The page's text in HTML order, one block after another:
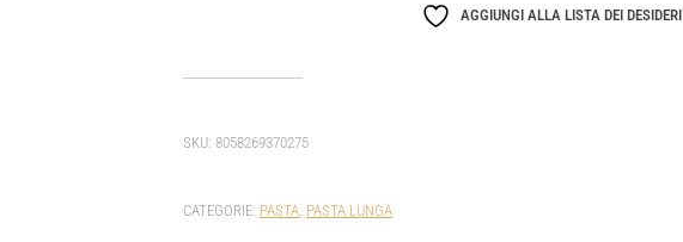
AGGIUNGI ALLA LISTA DEI DESIDERI
SKU: 8058269370275
CATEGORIE: PASTA, PASTA LUNGA